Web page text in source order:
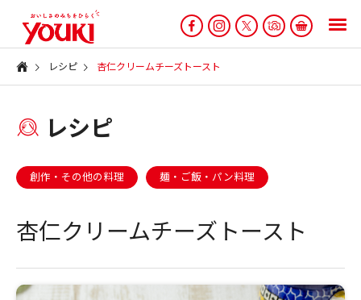
レシピ 杏仁クリームチーズトースト
レシピ
創作・その他の料理 麺・ご飯・パン料理
杏仁クリームチーズトースト